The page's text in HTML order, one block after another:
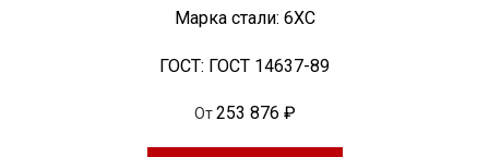
Марка стали: 6ХС
ГОСТ: ГОСТ 14637-89
От 253 876 ₽